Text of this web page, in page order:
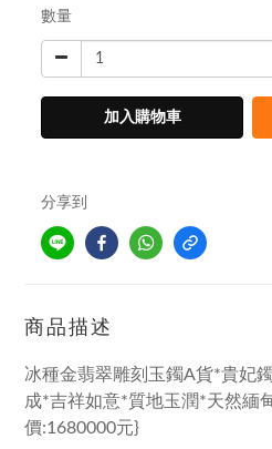
數量
加入購物車
分享到
商品描述
冰種金翡翠雕刻玉鐲A貨*貴妃
成*吉祥如意*質地玉潤*天然緬
價:1680000元}